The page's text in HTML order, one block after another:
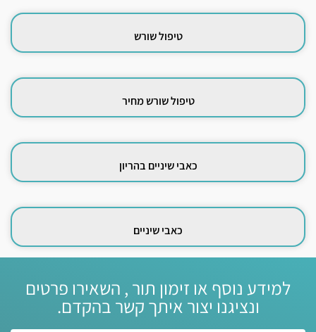
טיפול שורש
טיפול שורש מחיר
כאבי שיניים בהריון
כאבי שיניים
למידע נוסף או זימון תור , השאירו פרטים
ונציגנו יצור איתך קשר בהקדם.‏